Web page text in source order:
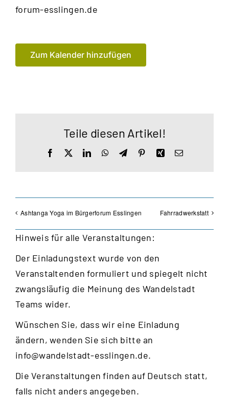
forum-esslingen.de
Zum Kalender hinzufügen
Teile diesen Artikel!
Facebook LinkedInWhatsApp
TelegramPinterestXingE-
Ashtanga Yoga im Bürgerforum Esslingen Fahrradwerkstatt
Hinweis für alle Veranstaltungen:
Der Einladungstext wurde von den
Veranstaltenden formuliert und spiegelt nicht
zwangsläufig die Meinung des Wandelstadt
Teams wider.
Wünschen Sie, dass wir eine Einladung
ändern, wenden Sie sich bitte an
info@wandelstadt-esslingen.de.
Die Veranstaltungen finden auf Deutsch statt,
falls nicht anders angegeben.